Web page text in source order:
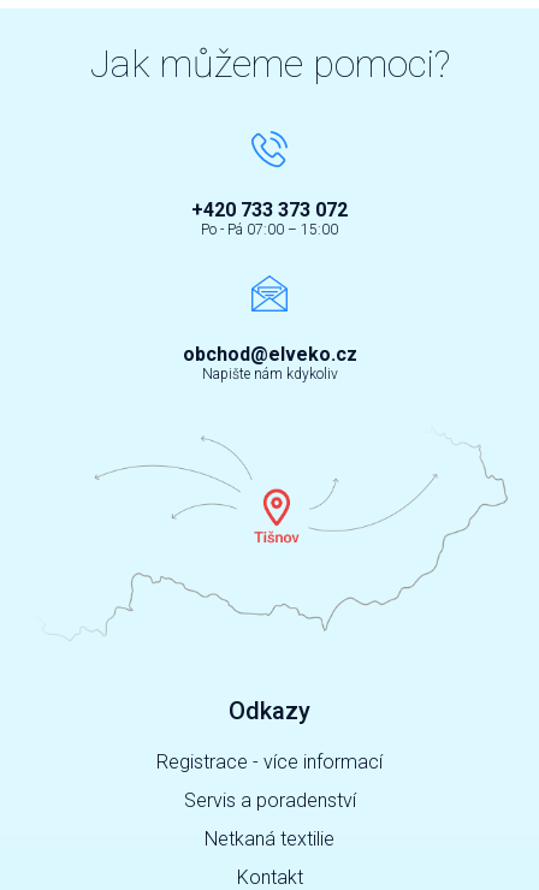
Jak můžeme pomoci?
+420 733 373 072
Po - Pá 07:00 – 15:00
obchod@elveko.cz
Napište nám kdykoliv
Odkazy
Registrace - více informací
Servis a poradenství
Netkaná textilie
Kontakt